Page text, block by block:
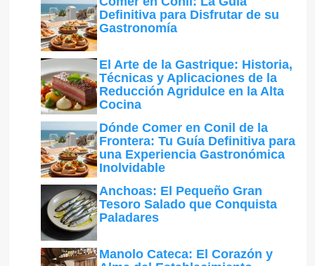
Definitiva para Disfrutar de su
Gastronomía
El Arte de la Gastrique: Historia,
Técnicas y Aplicaciones de la
Reducción Agridulce en la Alta
Cocina
Dónde Comer en Conil de la
Frontera: Tu Guía Definitiva para
una Experiencia Gastronómica
Inolvidable
Anchoas: El Pequeño Gran
Tesoro Salado que Conquista
Paladares
Manolo Cateca: El Corazón y